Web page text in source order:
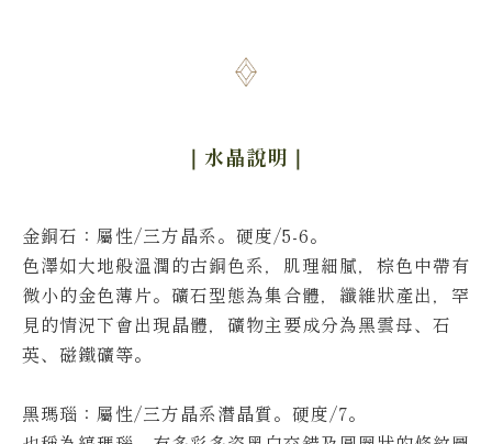
｜水晶說明 ｜
金銅石 ：屬性/三方晶系。硬度/5-6。
色澤如大地般溫潤的古銅色系，肌理細膩，棕色中帶有
微小的金色薄片。 礦石型態為集合體，纖維狀產出，罕
見的情況下會出現晶體，礦物主要成分為黑雲母、石
英、磁鐵礦等。
黑瑪瑙 ：屬性/三方晶系潛晶質。硬度/7。